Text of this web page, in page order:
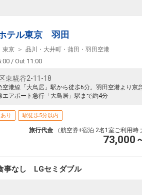
テル東京 羽田
東京 品川・大井町・蒲田・羽田空港
/ Out 11:00
東糀谷2-11-18
空港線「大鳥居」駅から徒歩6分。羽田空港より京
エアポート急行「大鳥居」駅まで約4分
り 駅徒歩5分以内
旅行代金 （航空券+宿泊 2名1室ご利用時
73,000
事なし LGセミダブル